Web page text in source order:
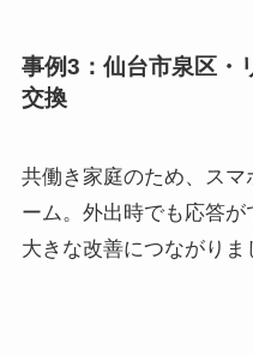
事例3：仙台市泉区・
交換
共働き家庭のため、ス
ーム。外出時でも応答
大きな改善につながりま